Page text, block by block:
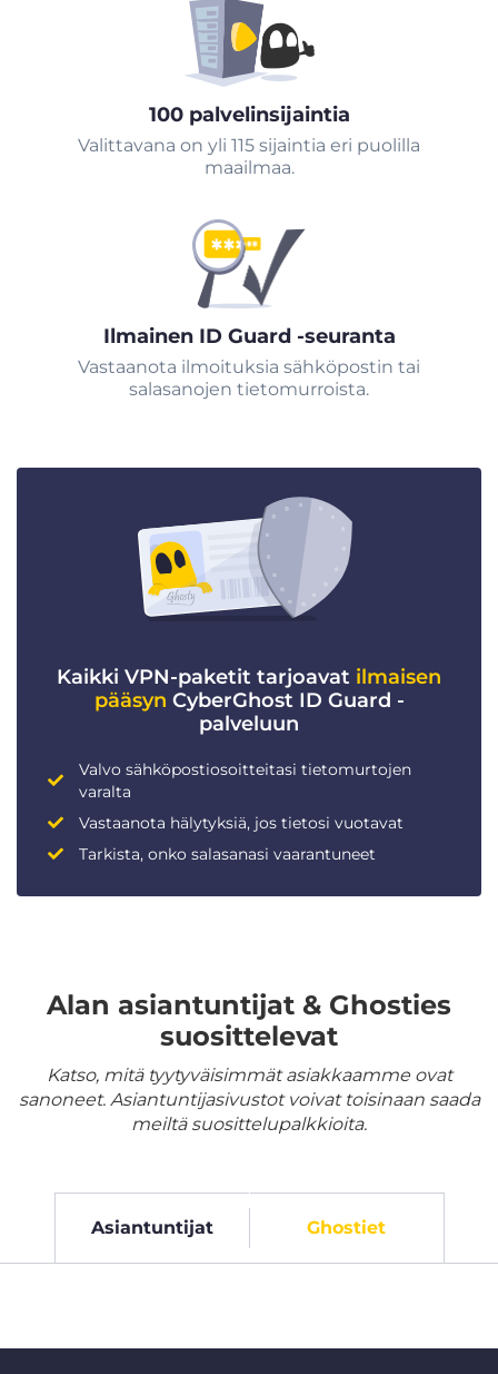
100 palvelinsijaintia
Valittavana on yli 115 sijaintia eri puolilla
maailmaa.
Ilmainen ID Guard -seuranta
Vastaanota ilmoituksia sähköpostin tai
salasanojen tietomurroista.
Kaikki VPN-paketit tarjoavat ilmaisen
pääsyn CyberGhost ID Guard -
palveluun
Valvo sähköpostiosoitteitasi tietomurtojen
varalta
Vastaanota hälytyksiä, jos tietosi vuotavat
Tarkista, onko salasanasi vaarantuneet
Alan asiantuntijat & Ghosties
suosittelevat
Katso, mitä tyytyväisimmät asiakkaamme ovat
sanoneet. Asiantuntijasivustot voivat toisinaan saada
meiltä suosittelupalkkioita.
Asiantuntijat Ghostiet